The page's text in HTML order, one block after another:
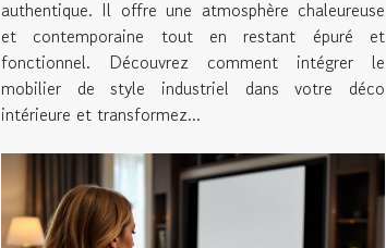
authentique. Il offre une atmosphère chaleureuse
et contemporaine tout en restant épuré et
fonctionnel. Découvrez comment intégrer le
mobilier de style industriel dans votre déco
intérieure et transformez...